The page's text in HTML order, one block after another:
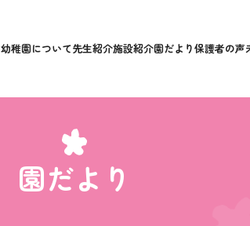
幼稚園について先生紹介施設紹介園だより保護者の声
園だより